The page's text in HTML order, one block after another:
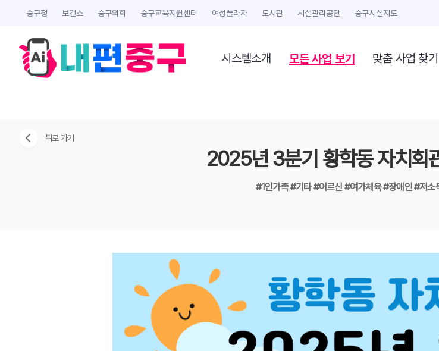
중구청 보건소 중구의회 중구교육지원센터 여성플라자 도서관 시설관리공단 중구시설지도
시스템소개 모든 사업 보기 맞춤 사업 찾기
뒤로 가기
2025년 3분기 황학동 자치회
#1인가족#기타#어르신#여가체육#장애인#저소